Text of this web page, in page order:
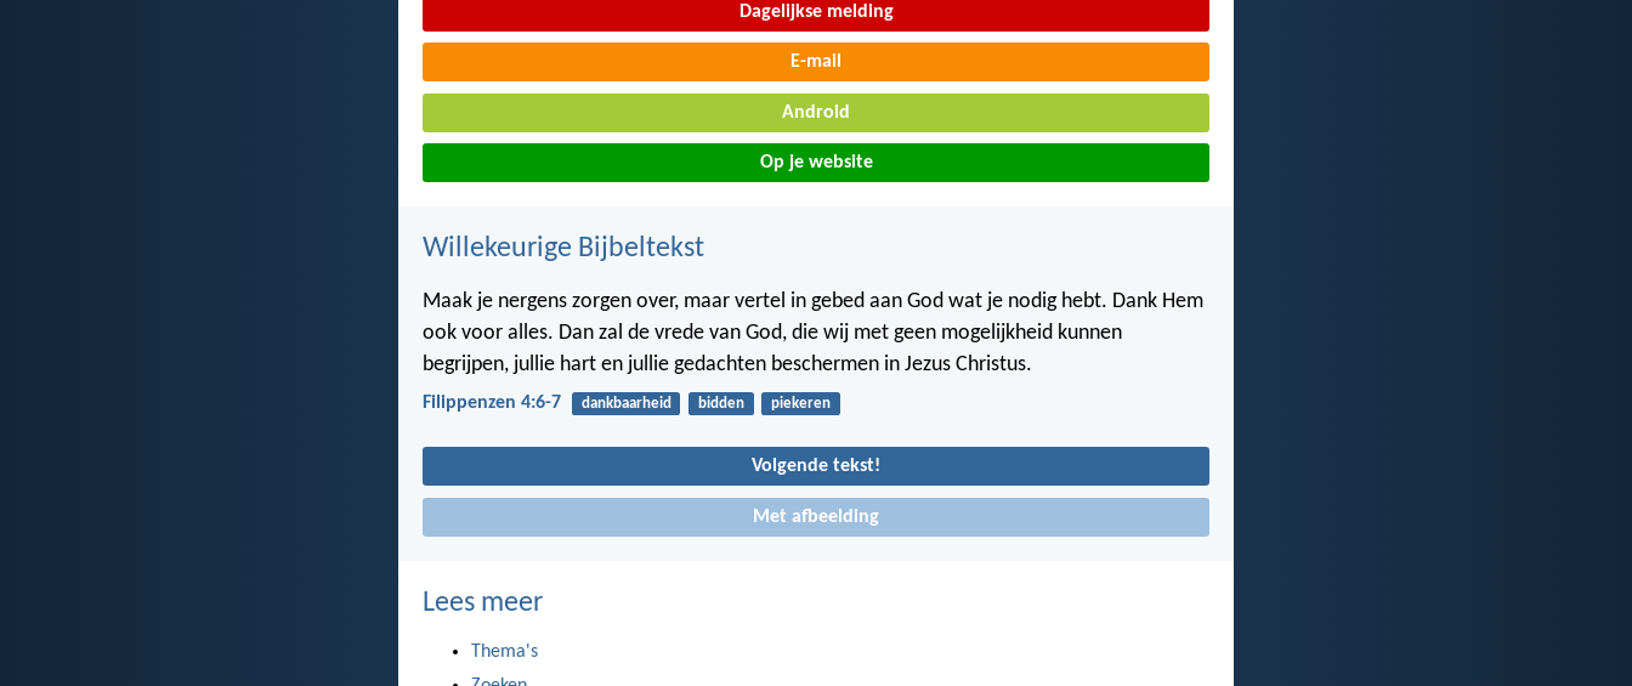
Dagelijkse melding
E-mail
Android
Op je website
Willekeurige Bijbeltekst
Maak je nergens zorgen over, maar vertel in gebed aan God wat je nodig hebt. Dank Hem
ook voor alles. Dan zal de vrede van God, die wij met geen mogelijkheid kunnen
begrijpen, jullie hart en jullie gedachten beschermen in Jezus Christus.
Filippenzen 4:6-7 dankbaarheid bidden piekeren
Volgende tekst!
Met afbeelding
Lees meer
Thema's